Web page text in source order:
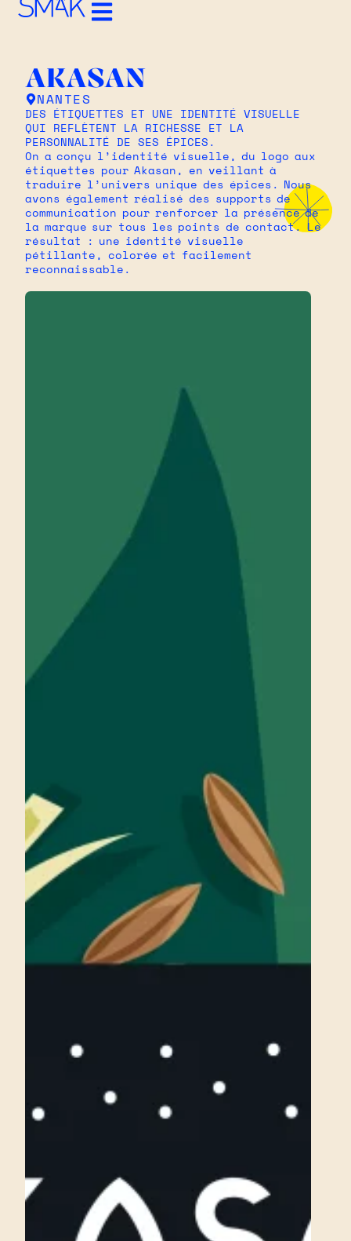
AKASAN
NANTES
DES ÉTIQUETTES ET UNE IDENTITÉ VISUELLE
QUI REFLÈTENT LA RICHESSE ET LA
PERSONNALITÉ DE SES ÉPICES.
On a conçu l’identité visuelle, du logo aux
étiquettes pour Akasan, en veillant à
traduire l’univers unique des épices. Nous
avons également réalisé des supports de
communication pour renforcer la présence de
la marque sur tous les points de contact. Le
résultat : une identité visuelle
pétillante, colorée et facilement
reconnaissable.